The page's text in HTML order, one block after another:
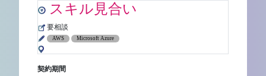
スキル見合い
要相談
AWS Microsoft Azure
契約期間